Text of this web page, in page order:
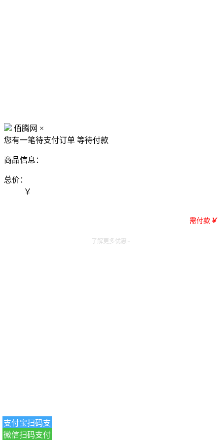
佰腾网 ×
您有一笔待支付订单 等待付款
商品信息：
总价：
￥
需付款 ￥
支付宝扫码支
付
微信扫码支付
了解更多优惠~